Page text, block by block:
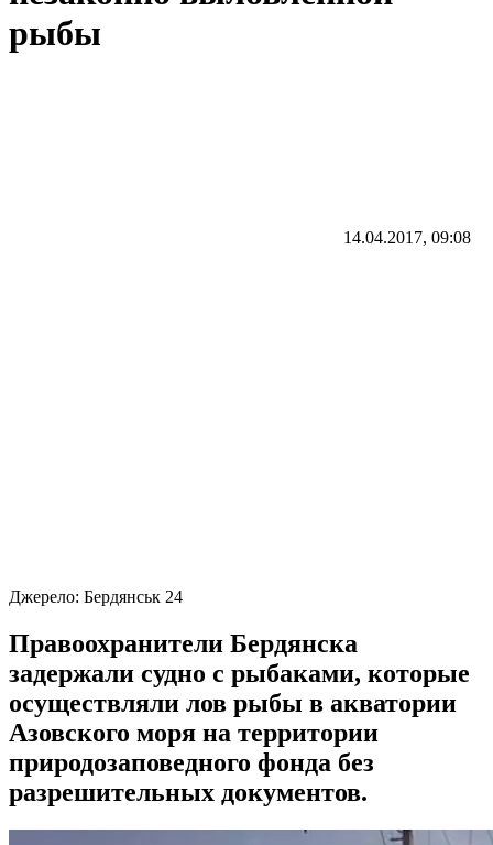
рыбы
14.04.2017, 09:08
Джерело: Бердянськ 24
Правоохранители Бердянска
задержали судно с рыбаками, которые
осуществляли лов рыбы в акватории
Азовского моря на территории
природозаповедного фонда без
разрешительных документов.